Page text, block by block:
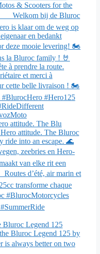
attitude. The Blu
Bluroc Legend 125